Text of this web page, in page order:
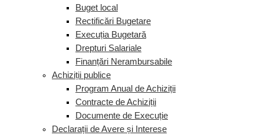
Buget local
Rectificări Bugetare
Execuția Bugetară
Drepturi Salariale
Finanțări Nerambursabile
Achiziții publice
Program Anual de Achiziții
Contracte de Achiziții
Documente de Execuție
Declarații de Avere și Interese